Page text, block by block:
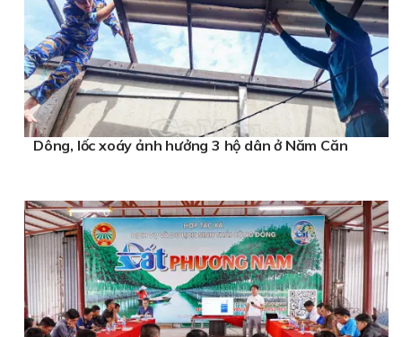
Dông, lốc xoáy ảnh hưởng 3 hộ dân ở Năm Căn